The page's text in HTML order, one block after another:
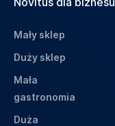
Mały sklep
Duży sklep
Mała
gastronomia
Duża